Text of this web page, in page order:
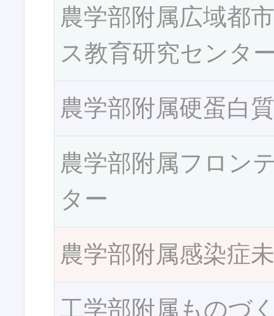
農学部附属広域都
ス教育研究センタ
農学部附属硬蛋白
農学部附属フロン
ター
農学部附属感染症
工学部附属ものづ